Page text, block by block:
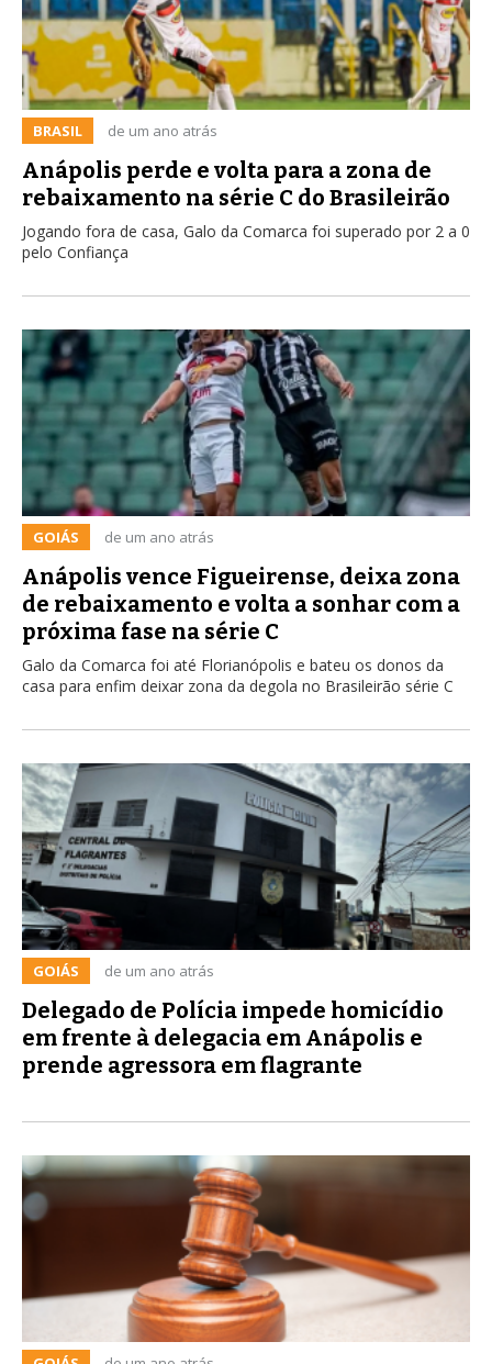
BRASIL de um ano atrás
Anápolis perde e volta para a zona de
rebaixamento na série C do Brasileirão
Jogando fora de casa, Galo da Comarca foi superado por 2 a 0
pelo Confiança
GOIÁS de um ano atrás
Anápolis vence Figueirense, deixa zona
de rebaixamento e volta a sonhar com a
próxima fase na série C
Galo da Comarca foi até Florianópolis e bateu os donos da
casa para enfim deixar zona da degola no Brasileirão série C
GOIÁS de um ano atrás
Delegado de Polícia impede homicídio
em frente à delegacia em Anápolis e
prende agressora em flagrante